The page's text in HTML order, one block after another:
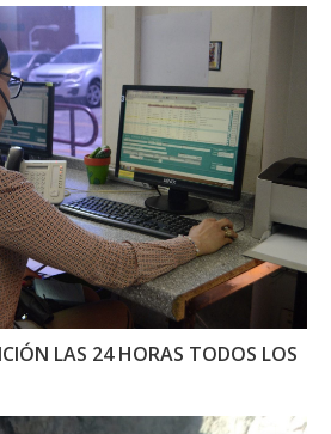
LAS 24 HORAS TODOS LOS